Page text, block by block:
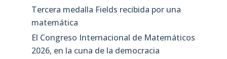
Tercera medalla Fields recibida por una
matemática
El Congreso Internacional de Matemáticos
2026, en la cuna de la democracia